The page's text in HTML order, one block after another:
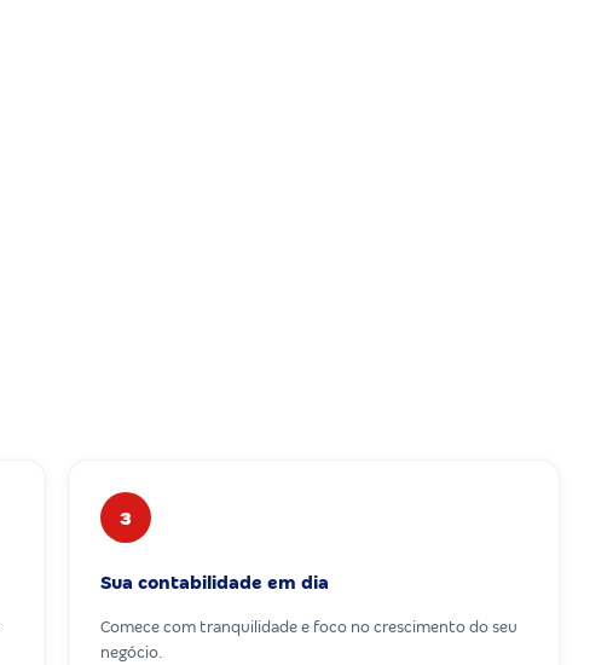
3
Sua contabilidade em dia
Comece com tranquilidade e foco no crescimento do seu
negócio.